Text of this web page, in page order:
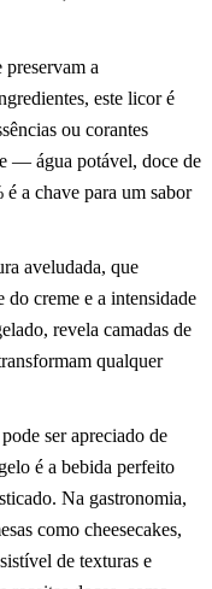
a
este licor é
ou corantes
— água potável, doce de
a chave para um sabor
aveludada, que
creme e a intensidade
revela camadas de
qualquer
ser apreciado de
é a bebida perfeito
Na gastronomia,
como cheesecakes,
de texturas e